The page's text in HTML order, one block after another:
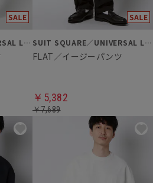
SUIT SQUARE／UNIVERSAL LANGUAGE SUIT SQUARE／UNIVERSAL LANGUAGE
FLAT／イージーパンツ
￥5,382
￥7,689